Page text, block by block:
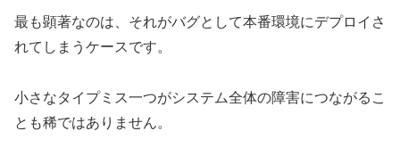
最も顕著なのは、それがバグとして本番環境にデプロイさ
れてしまうケースです。
小さなタイプミス一つがシステム全体の障害につながるこ
とも稀ではありません。